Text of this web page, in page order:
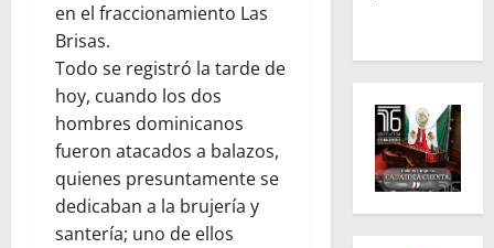
en el fraccionamiento Las
Brisas.
Todo se registró la tarde de
hoy, cuando los dos
hombres dominicanos
fueron atacados a balazos,
quienes presuntamente se
dedicaban a la brujería y
santería; uno de ellos